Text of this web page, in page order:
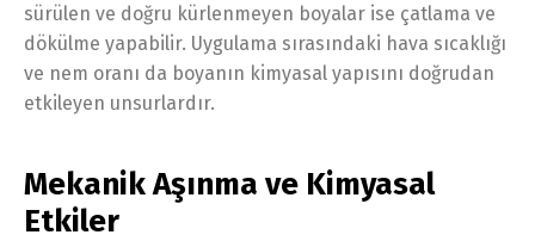
sürülen ve doğru kürlenmeyen boyalar ise çatlama ve
dökülme yapabilir. Uygulama sırasındaki hava sıcaklığı
ve nem oranı da boyanın kimyasal yapısını doğrudan
etkileyen unsurlardır.
Mekanik Aşınma ve Kimyasal
Etkiler